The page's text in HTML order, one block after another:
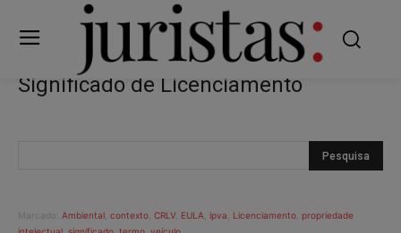
Significado de Licenciamento
Marcado: Ambiental contexto CRLV EULA ipva Licenciamento propriedade
intelectual significado termo veículo